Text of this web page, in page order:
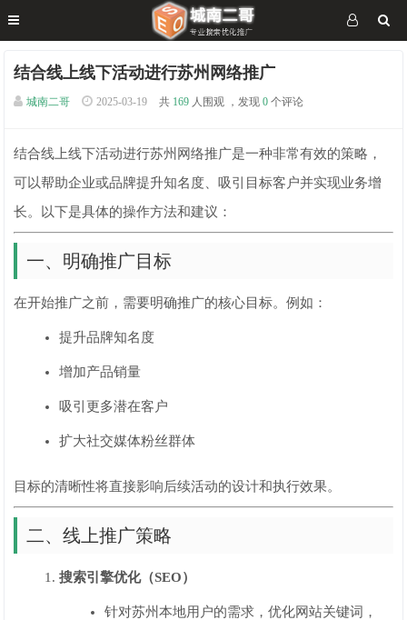
结合线上线下活动进行苏州网络推广
城南二哥 2025-03-19 共 169 人围观 ，发现 0 个评论
结合线上线下活动进行苏州网络推广是一种非常有效的策略，
可以帮助企业或品牌提升知名度、吸引目标客户并实现业务增
长。以下是具体的操作方法和建议：
一、明确推广目标
在开始推广之前，需要明确推广的核心目标。例如：
提升品牌知名度
增加产品销量
吸引更多潜在客户
扩大社交媒体粉丝群体
目标的清晰性将直接影响后续活动的设计和执行效果。
二、线上推广策略
搜索引擎优化（SEO）
针对苏州本地用户的需求，优化网站关键词，